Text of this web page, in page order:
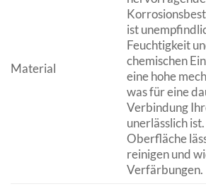
Material
ist
Feuchtigkeit
chemischen
eine hohe
was für eine
Verbindung
unerlässlich
Oberfläche
reinigen und
Verfärbungen.